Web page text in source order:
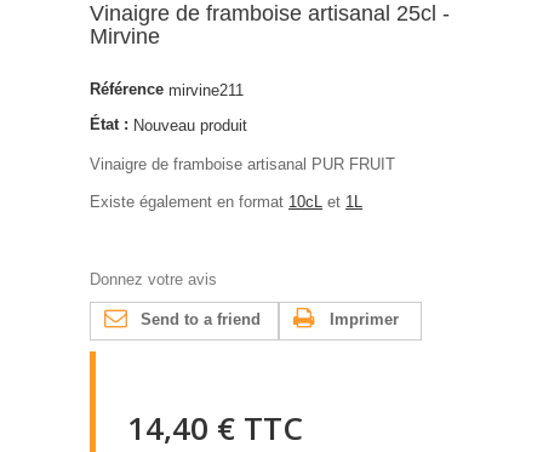
Vinaigre de framboise artisanal 25cl -
Mirvine
Référence mirvine211
État : Nouveau produit
Vinaigre de framboise artisanal PUR FRUIT
Existe également en format 10cL et 1L
Donnez votre avis
Send to a friend Imprimer
14,40 € TTC